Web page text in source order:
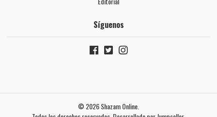
Síguenos
© 2026 Shazam Online.